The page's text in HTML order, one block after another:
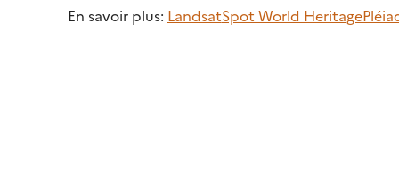
En savoir plus: LandsatSpot World Heritage